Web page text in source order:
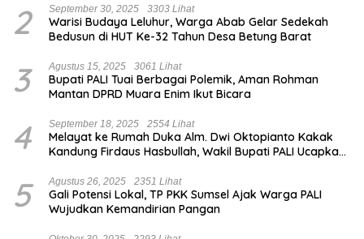
2 September 30, 2025 3303 Lihat
Warisi Budaya Leluhur, Warga Abab Gelar Sedekah
Bedusun di HUT Ke-32 Tahun Desa Betung Barat
3 Agustus 15, 2025 3061 Lihat
Bupati PALI Tuai Berbagai Polemik, Aman Rohman
Mantan DPRD Muara Enim Ikut Bicara
4 September 18, 2025 2554 Lihat
Melayat ke Rumah Duka Alm. Dwi Oktopianto Kakak
Kandung Firdaus Hasbullah, Wakil Bupati PALI Ucapkan
5 Agustus 26, 2025 2351 Lihat
Gali Potensi Lokal, TP PKK Sumsel Ajak Warga PALI
Wujudkan Kemandirian Pangan